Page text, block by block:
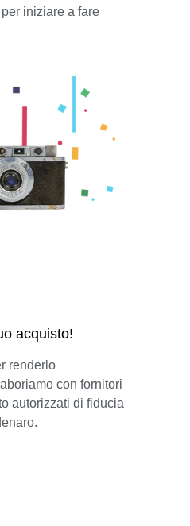
iniziare a fare
acquisto!
renderlo
con fornitori
autorizzati di fiducia